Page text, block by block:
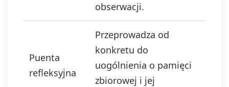
obserwacji.
Puenta
refleksyjna
Przeprowadza od
konkretu do
uogólnienia o pamięci
zbiorowej i jej